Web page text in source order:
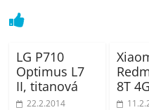
LG P710
Optimus L7
II, titanová
22.2.2014
8T